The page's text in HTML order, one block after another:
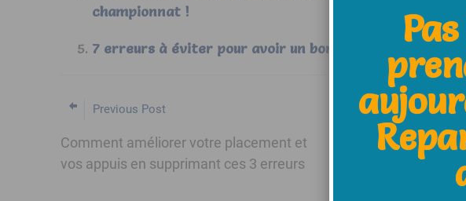
championnat !
7 erreurs à éviter pour avoir un bon lancer de balle au
Previous Post
Comment améliorer votre placement et
vos appuis en supprimant ces 3 erreurs